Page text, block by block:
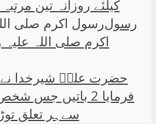
کیلئے روزانہ تین
رسول
اکرم صلی اللہ علیہ
حضرت علیؑ شیرخدا نے
فرمایا 2 باتیں
سےہر تعلق